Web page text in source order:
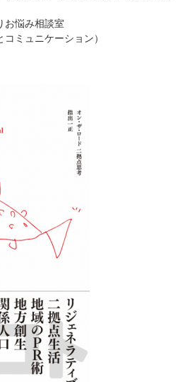
お悩み相談室
ミュニケーション）